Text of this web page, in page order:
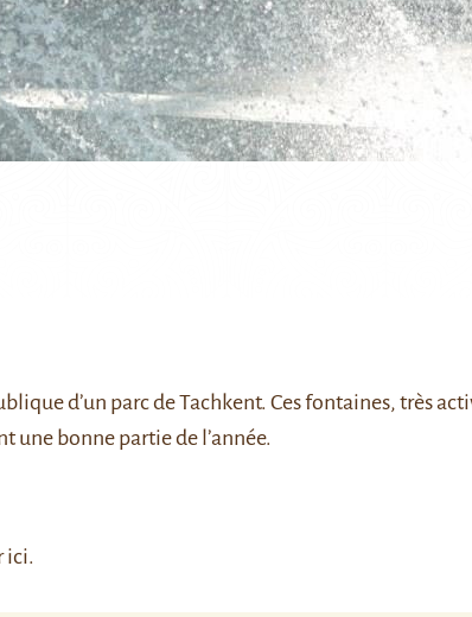
d’un parc de Tachkent. Ces fontaines, très
une bonne partie de l’année.
ici.